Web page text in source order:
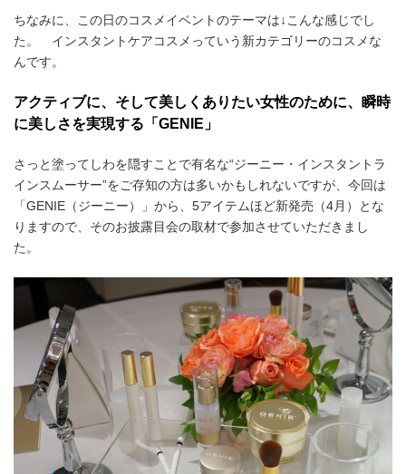
ちなみに、この日のコスメイベントのテーマは↓こんな感じでし
た。 インスタントケアコスメっていう新カテゴリーのコスメな
んです。
アクティブに、そして美しくありたい女性のために、瞬時
に美しさを実現する「GENIE」
さっと塗ってしわを隠すことで有名な“ジーニー・インスタントラ
インスムーサー”をご存知の方は多いかもしれないですが、今回は
「GENIE（ジーニー）」から、5アイテムほど新発売（4月）とな
りますので、そのお披露目会の取材で参加させていただきまし
た。